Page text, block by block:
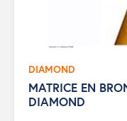
DIAMOND
MATRICE EN
DIAMOND